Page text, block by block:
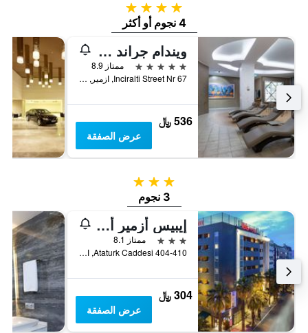
4 نجوم
4 نجوم أو أكثر
ويندام جراند إيزمير أوزديليك ثيرمال آند سبا
5 نجوم
ممتاز 8.9
Inciralti Street Nr 67, ازمير, تركيا
536 ﷼
عرض الصفقة
3 نجوم
3 نجوم
إيبيس أزمير ألسانجاك
3 نجوم
ممتاز 8.1
Ataturk Caddesi 404-410, ازمير, تركيا
304 ﷼
عرض الصفقة